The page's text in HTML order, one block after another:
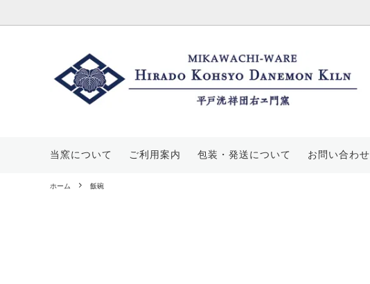
酒器 マグカップ
飯碗 花瓶・装飾品
宝壺
価格帯から探す 平戸菊花飾
唐子文 平戸蕪絵
葡萄文
三川内焼について 当窯について
当窯について ご利用案内 包装・発送について お問い合わせ
ホーム 飯碗